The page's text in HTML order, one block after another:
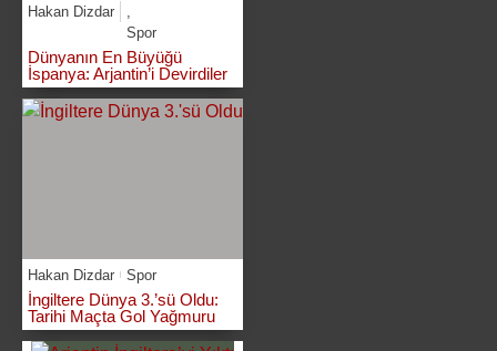
Hakan Dizdar
Spor
Dünyanın En Büyüğü
İspanya: Arjantin’i Devirdiler
Hakan Dizdar Spor
İngiltere Dünya 3.’sü Oldu:
Tarihi Maçta Gol Yağmuru